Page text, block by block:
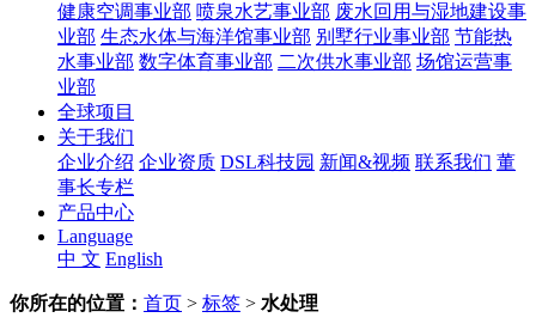
健康空调事业部 喷泉水艺事业部 废水回用与湿地建设事
业部 生态水体与海洋馆事业部 别墅行业事业部 节能热
水事业部 数字体育事业部 二次供水事业部 场馆运营事
业部
全球项目
关于我们
企业介绍 企业资质 DSL科技园 新闻&视频 联系我们 董
事长专栏
产品中心
Language
中 文 English
你所在的位置： 首页 > 标签 > 水处理